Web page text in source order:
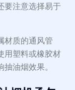
要注意选择易于
材质的通风管
用塑料或橡胶材
油烟效果。